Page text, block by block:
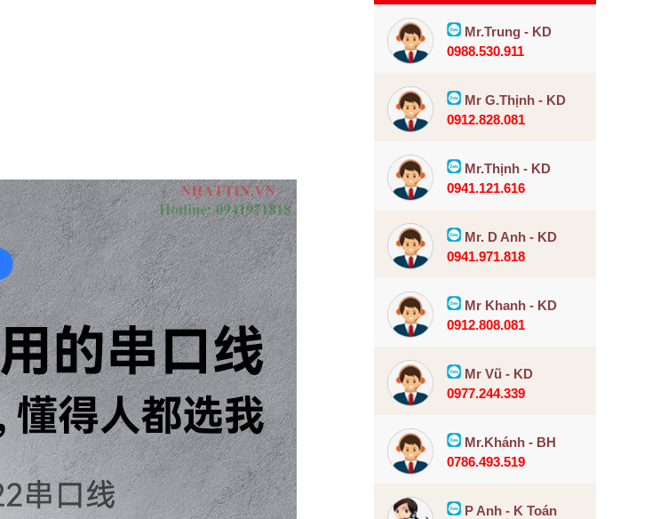
Mr.Trung - KD
0988.530.911
Mr G.Thịnh - KD
0912.828.081
Mr.Thịnh - KD
0941.121.616
Mr. D Anh - KD
0941.971.818
Mr Khanh - KD
0912.808.081
Mr Vũ - KD
0977.244.339
Mr.Khánh - BH
0786.493.519
P Anh - K Toán